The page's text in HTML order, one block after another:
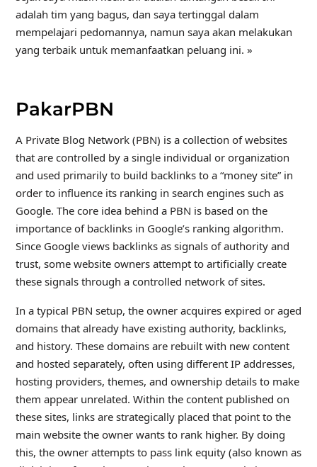
adalah tim yang bagus, dan saya tertinggal dalam
mempelajari pedomannya, namun saya akan melakukan
yang terbaik untuk memanfaatkan peluang ini. »
PakarPBN
A Private Blog Network (PBN) is a collection of websites
that are controlled by a single individual or organization
and used primarily to build backlinks to a “money site” in
order to influence its ranking in search engines such as
Google. The core idea behind a PBN is based on the
importance of backlinks in Google’s ranking algorithm.
Since Google views backlinks as signals of authority and
trust, some website owners attempt to artificially create
these signals through a controlled network of sites.
In a typical PBN setup, the owner acquires expired or aged
domains that already have existing authority, backlinks,
and history. These domains are rebuilt with new content
and hosted separately, often using different IP addresses,
hosting providers, themes, and ownership details to make
them appear unrelated. Within the content published on
these sites, links are strategically placed that point to the
main website the owner wants to rank higher. By doing
this, the owner attempts to pass link equity (also known as